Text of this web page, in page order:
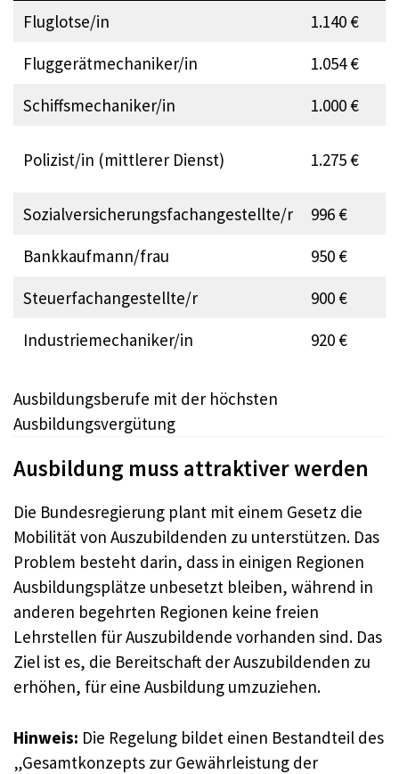
Fluglotse/in
1.140 €
Fluggerätmechaniker/in
1.054 €
Schiffsmechaniker/in
1.000 €
Polizist/in (mittlerer Dienst) 1.275 €
Sozialversicherungsfachangestellte/r
996 €
Bankkaufmann/frau
950 €
Steuerfachangestellte/r
900 €
Industriemechaniker/in
920 €
Ausbildungsberufe mit der höchsten
Ausbildungsvergütung
Ausbildung muss attraktiver werden
Die Bundesregierung plant mit einem Gesetz die
Mobilität von Auszubildenden zu unterstützen. Das
Problem besteht darin, dass in einigen Regionen
Ausbildungsplätze unbesetzt bleiben, während in
anderen begehrten Regionen keine freien
Lehrstellen für Auszubildende vorhanden sind. Das
Ziel ist es, die Bereitschaft der Auszubildenden zu
erhöhen, für eine Ausbildung umzuziehen.
Hinweis: Die Regelung bildet einen Bestandteil des
„Gesamtkonzepts zur Gewährleistung der